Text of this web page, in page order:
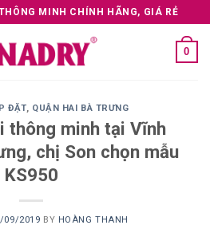
MINH CHÍNH HÃNG, GIÁ RẺ
0
ĐẶT, QUẬN HAI BÀ TRƯNG
thông minh tại Vĩnh
chị Son chọn mẫu
KS950
09/2019 BY HOÀNG THANH